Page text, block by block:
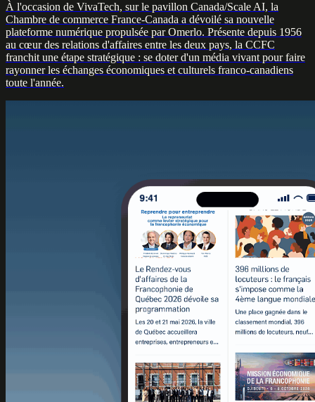
À l'occasion de VivaTech, sur le pavillon Canada/Scale AI, la
Chambre de commerce France-Canada a dévoilé sa nouvelle
plateforme numérique propulsée par Omerlo. Présente depuis 1956
au cœur des relations d'affaires entre les deux pays, la CCFC
franchit une étape stratégique : se doter d'un média vivant pour faire
rayonner les échanges économiques et culturels franco-canadiens
toute l'année.